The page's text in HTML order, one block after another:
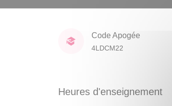
Code Apogée
4LDCM22
Heures d'enseignement